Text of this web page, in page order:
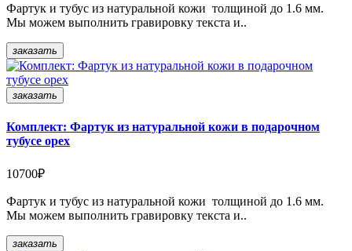
Фартук и тубус из натуральной кожи толщиной до 1.6 мм.
Мы можем выполнить гравировку текста и..
заказать
заказать
Комплект: Фартук из натуральной кожи в подарочном
тубусе орех
10700₽
Фартук и тубус из натуральной кожи толщиной до 1.6 мм.
Мы можем выполнить гравировку текста и..
заказать